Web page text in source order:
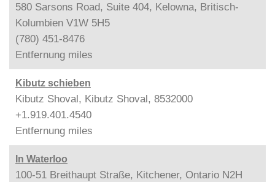
580 Sarsons Road, Suite 404, Kelowna, Britisch-
Kolumbien V1W 5H5
(780) 451-8476
Entfernung miles
Kibutz schieben
Kibutz Shoval, Kibutz Shoval, 8532000
+1.919.401.4540
Entfernung miles
In Waterloo
100-51 Breithaupt Straße, Kitchener, Ontario N2H